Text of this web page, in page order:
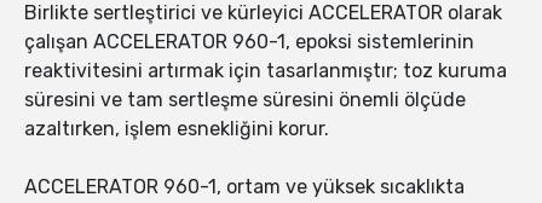
Birlikte sertleştirici ve kürleyici ACCELERATOR olarak
çalışan ACCELERATOR 960-1, epoksi sistemlerinin
reaktivitesini artırmak için tasarlanmıştır; toz kuruma
süresini ve tam sertleşme süresini önemli ölçüde
azaltırken, işlem esnekliğini korur.
ACCELERATOR 960-1, ortam ve yüksek sıcaklıkta